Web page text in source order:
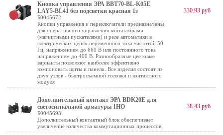
Кнопка управления ЭРА BBT70-BL-K05E
LAY5-BL41 без подсветки красная 1з
Б0045672
Кнопки управления и переключатели предназначены
для оперативного управления контакторами
(магнитными пускателями) и реле автоматики в
электрических цепях переменного тока частотой 50
Гц, напряжением до 660 В или постоянного тока
напряжением до 400 В. Разнообразные цветовые
варианты позволяют наиболее эффективно
компоновать щиты и панели. Все изделия состоят из
двух узлов - быстросъемной головки и контактного
модуля
330.93 руб
Дополнительный контакт ЭРА BDK20E для
светосигнальной арматуры 1НО
Б0045693
Дополнительный контактный блок обеспечивает
увеличение количества коммутационных процессов.
38.43 руб